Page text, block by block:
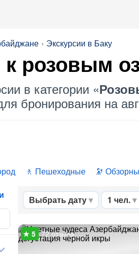
Экскурсии в Баку
к розовым
в категории «
бронирования на
Пешеходные
Выбрать дату 1 чел.
72 отзыва